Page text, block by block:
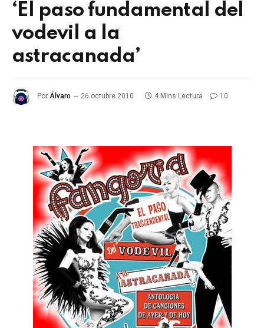
‘El paso fundamental del
vodevil a la
astracanada’
Por Álvaro 26 octubre 2010 4 Mins Lectura 10